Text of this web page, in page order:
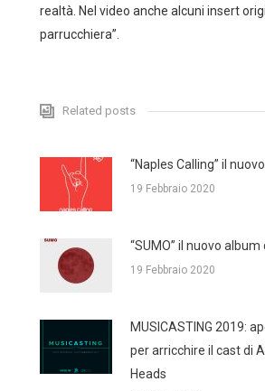
realtà. Nel video anche alcuni insert
parrucchiera”.
Related posts
“Naples Calling” il
19 Febbraio 2020
“SUMO” il nuovo
19 Febbraio 2020
MUSICASTING 2019:
per arricchire il cast di
Heads